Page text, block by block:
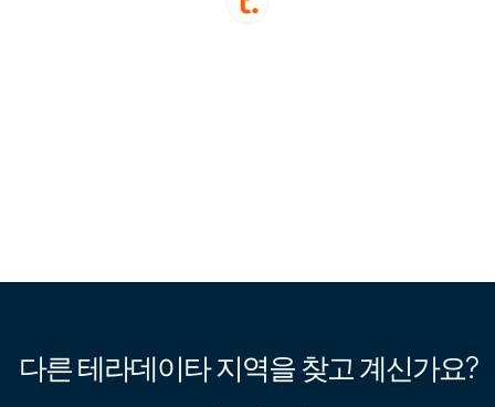
다른 테라데이타 지역을 찾고 계신가요?